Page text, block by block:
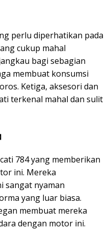
perlu diperhatikan pada
cukup mahal
bagi sebagian
membuat konsumsi
Ketiga, aksesori dan
terkenal mahal dan sulit
784 yang memberikan
ini. Mereka
sangat nyaman
yang luar biasa.
membuat mereka
dengan motor ini.